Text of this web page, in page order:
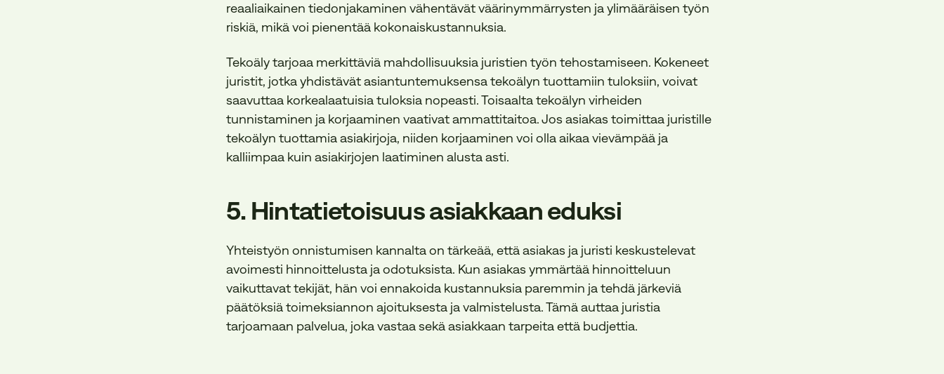
reaaliaikainen tiedonjakaminen vähentävät väärinymmärrysten ja ylimääräisen työn
riskiä, mikä voi pienentää kokonaiskustannuksia.
Tekoäly tarjoaa merkittäviä mahdollisuuksia juristien työn tehostamiseen. Kokeneet
juristit, jotka yhdistävät asiantuntemuksensa tekoälyn tuottamiin tuloksiin, voivat
saavuttaa korkealaatuisia tuloksia nopeasti. Toisaalta tekoälyn virheiden
tunnistaminen ja korjaaminen vaativat ammattitaitoa. Jos asiakas toimittaa juristille
tekoälyn tuottamia asiakirjoja, niiden korjaaminen voi olla aikaa vievämpää ja
kalliimpaa kuin asiakirjojen laatiminen alusta asti.
5. Hintatietoisuus asiakkaan eduksi
Yhteistyön onnistumisen kannalta on tärkeää, että asiakas ja juristi keskustelevat
avoimesti hinnoittelusta ja odotuksista. Kun asiakas ymmärtää hinnoitteluun
vaikuttavat tekijät, hän voi ennakoida kustannuksia paremmin ja tehdä järkeviä
päätöksiä toimeksiannon ajoituksesta ja valmistelusta. Tämä auttaa juristia
tarjoamaan palvelua, joka vastaa sekä asiakkaan tarpeita että budjettia.